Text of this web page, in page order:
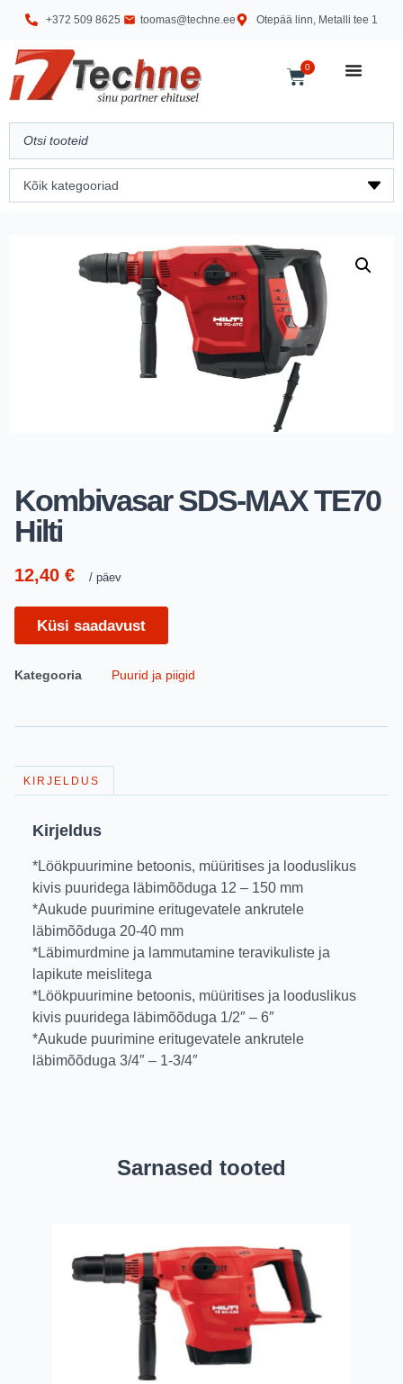
+372 509 8625 toomas@techne.ee Otepää linn, Metalli tee 1
0
Kombivasar SDS-MAX TE70
Hilti
12,40 € päev
Küsi saadavust
Kategooria Puurid ja piigid
KIRJELDUS
Kirjeldus
*Löökpuurimine betoonis, müüritises ja looduslikus
kivis puuridega läbimõõduga 12 – 150 mm
*Aukude puurimine eritugevatele ankrutele
läbimõõduga 20-40 mm
*Läbimurdmine ja lammutamine teravikuliste ja
lapikute meislitega
*Löökpuurimine betoonis, müüritises ja looduslikus
kivis puuridega läbimõõduga 1/2″ – 6″
*Aukude puurimine eritugevatele ankrutele
läbimõõduga 3/4″ – 1-3/4″
Sarnased tooted